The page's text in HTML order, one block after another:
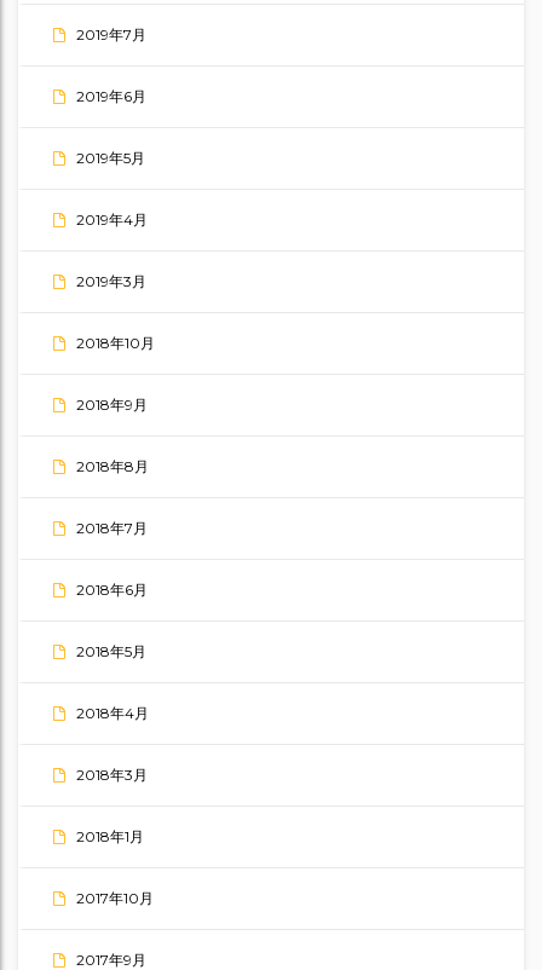
2019年7月
2019年6月
2019年5月
2019年4月
2019年3月
2018年10月
2018年9月
2018年8月
2018年7月
2018年6月
2018年5月
2018年4月
2018年3月
2018年1月
2017年10月
2017年9月